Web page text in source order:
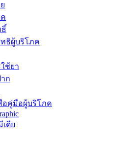
ธิ์
ธิผู้บริโภค
ช้ยา
ก
อคู่มือผู้บริโภค
ดีย